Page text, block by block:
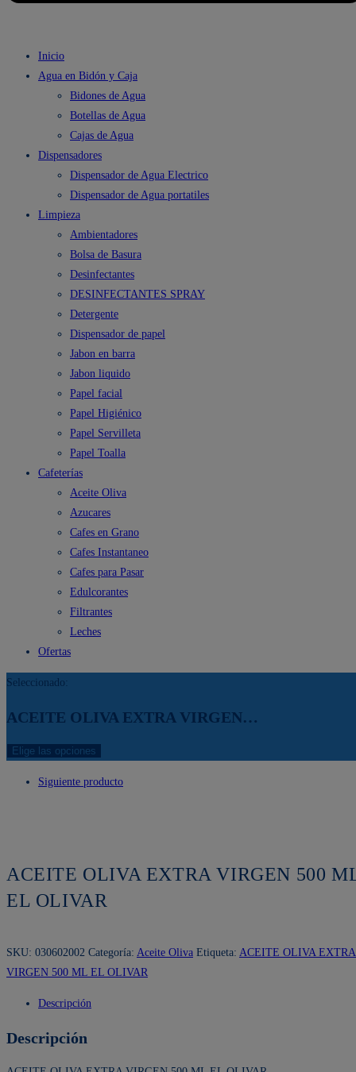
Inicio
Agua en Bidón y Caja
Bidones de Agua
Botellas de Agua
Cajas de Agua
Dispensadores
Dispensador de Agua Electrico
Dispensador de Agua portatiles
Limpieza
Ambientadores
Bolsa de Basura
Desinfectantes
DESINFECTANTES SPRAY
Detergente
Dispensador de papel
Jabon en barra
Jabon liquido
Papel facial
Papel Higiénico
Papel Servilleta
Papel Toalla
Cafeterías
Aceite Oliva
Azucares
Cafes en Grano
Cafes Instantaneo
Cafes para Pasar
Edulcorantes
Filtrantes
Leches
Ofertas
Seleccionado:
ACEITE OLIVA EXTRA VIRGEN…
Elige las opciones
Siguiente producto
ACEITE OLIVA EXTRA VIRGEN 500
EL OLIVAR
SKU: 030602002 Categoría: Aceite Oliva Etiqueta: ACEITE OLIVA EXTRA
VIRGEN 500 ML EL OLIVAR
Descripción
Descripción